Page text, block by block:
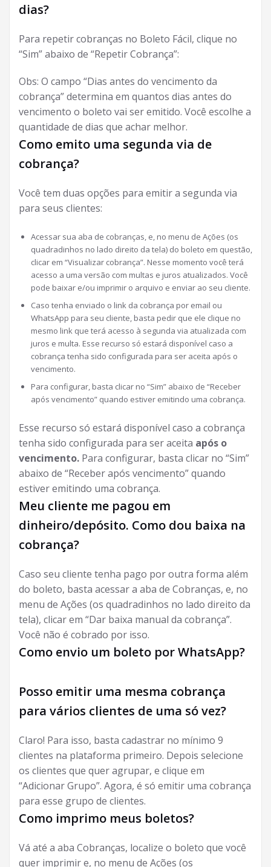
dias?
Para repetir cobranças no Boleto Fácil, clique no
“Sim” abaixo de “Repetir Cobrança”:
Obs: O campo “Dias antes do vencimento da
cobrança” determina em quantos dias antes do
vencimento o boleto vai ser emitido. Você escolhe a
quantidade de dias que achar melhor.
Como emito uma segunda via de
cobrança?
Você tem duas opções para emitir a segunda via
para seus clientes:
Acessar sua aba de cobranças, e, no menu de Ações (os
quadradinhos no lado direito da tela) do boleto em questão,
clicar em “Visualizar cobrança”. Nesse momento você terá
acesso a uma versão com multas e juros atualizados. Você
pode baixar e/ou imprimir o arquivo e enviar ao seu cliente.
Caso tenha enviado o link da cobrança por email ou
WhatsApp para seu cliente, basta pedir que ele clique no
mesmo link que terá acesso à segunda via atualizada com
juros e multa. Esse recurso só estará disponível caso a
cobrança tenha sido configurada para ser aceita após o
vencimento.
Para configurar, basta clicar no “Sim” abaixo de “Receber
após vencimento” quando estiver emitindo uma cobrança.
Esse recurso só estará disponível caso a cobrança
tenha sido configurada para ser aceita após o
vencimento. Para configurar, basta clicar no “Sim”
abaixo de “Receber após vencimento” quando
estiver emitindo uma cobrança.
Meu cliente me pagou em
dinheiro/depósito. Como dou baixa na
cobrança?
Caso seu cliente tenha pago por outra forma além
do boleto, basta acessar a aba de Cobranças, e, no
menu de Ações (os quadradinhos no lado direito da
tela), clicar em “Dar baixa manual da cobrança”.
Você não é cobrado por isso.
Como envio um boleto por WhatsApp?
Posso emitir uma mesma cobrança
para vários clientes de uma só vez?
Claro! Para isso, basta cadastrar no mínimo 9
clientes na plataforma primeiro. Depois selecione
os clientes que quer agrupar, e clique em
“Adicionar Grupo”. Agora, é só emitir uma cobrança
para esse grupo de clientes.
Como imprimo meus boletos?
Vá até a aba Cobranças, localize o boleto que você
quer imprimir e, no menu de Ações (os